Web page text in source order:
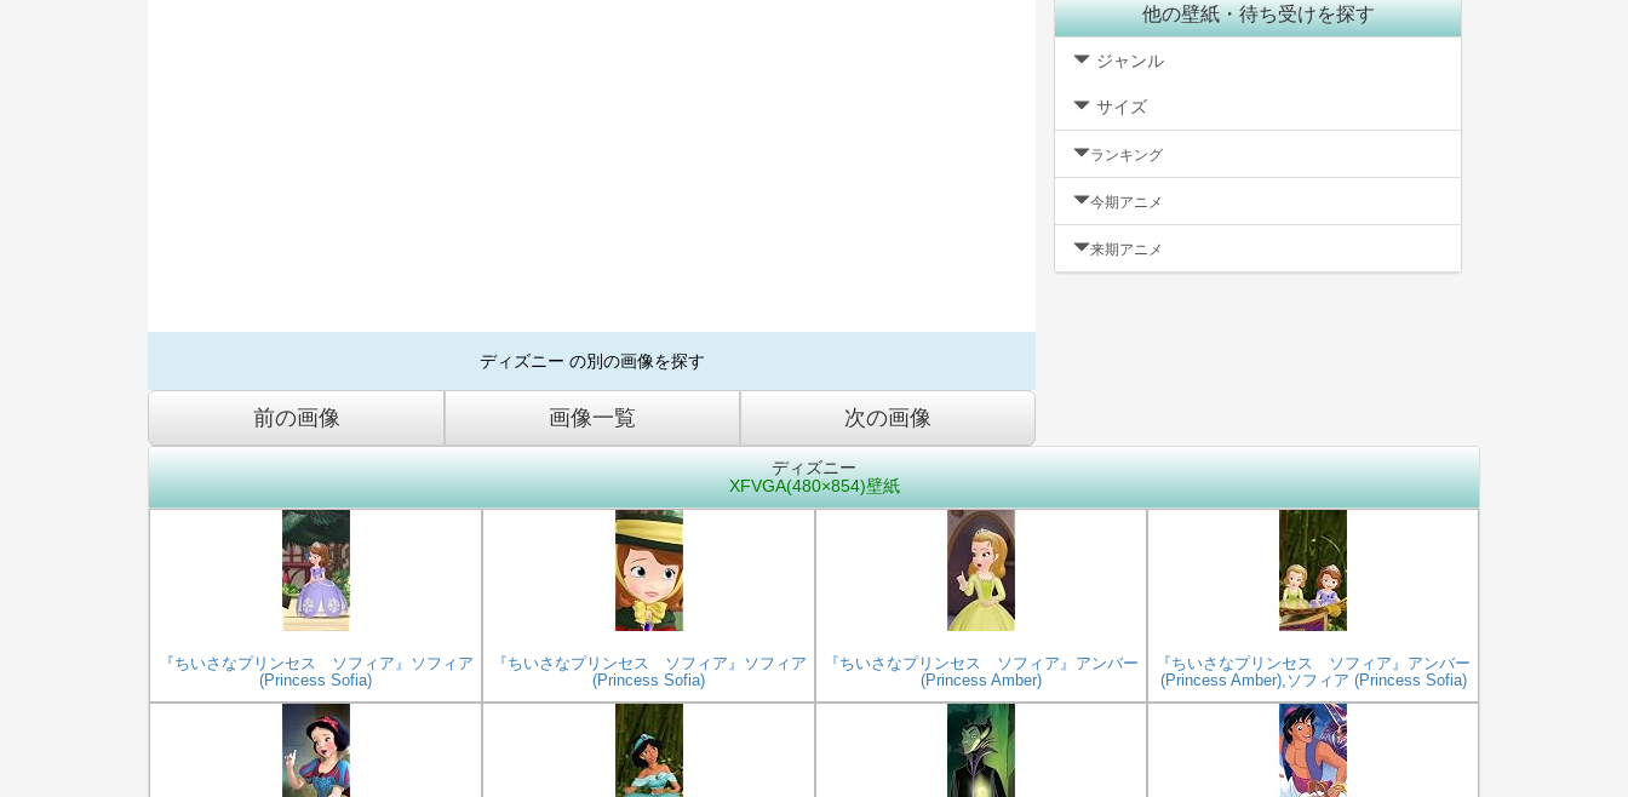
ディズニー の別の画像を探す
前の画像 画像一覧 次の画像
他の壁紙・待ち受けを探す
ジャンル
サイズ
ランキング
今期アニメ
来期アニメ
ディズニー
XFVGA(480×854)壁紙
『ちいさなプリンセス ソフィア』ソフィア
(Princess Sofia)
『ちいさなプリンセス ソフィア』ソフィア
(Princess Sofia)
『ちいさなプリンセス ソフィア』アンバー
(Princess Amber)
『ちいさなプリンセス ソフィア』アンバー
(Princess Amber),ソフィア (Princess Sofia)